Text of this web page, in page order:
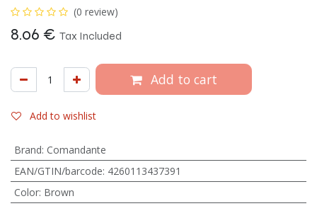
(0 review)
8.06 € Tax Included
Add to cart
Add to wishlist
Brand: Comandante
EAN/GTIN/barcode: 4260113437391
Color: Brown